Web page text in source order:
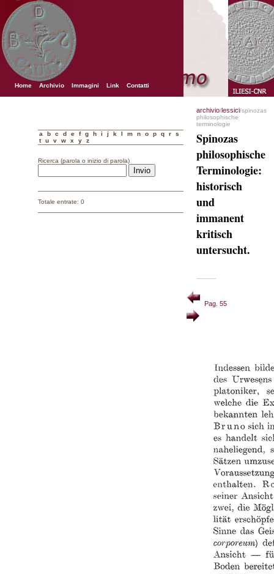
Home Archivio Immagini Link Contatti
a b c d e f g h i j k l m n o p q r
s
t
u v w x y z
Ricerca (parola o inizio di parola)
Totale entrate: 0
archivio/lessici/spinozas
philosophische
terminologie
Spinozas
philosophische
Terminologie:
historisch
und
immanent
kritisch
untersucht.
Pag. 55